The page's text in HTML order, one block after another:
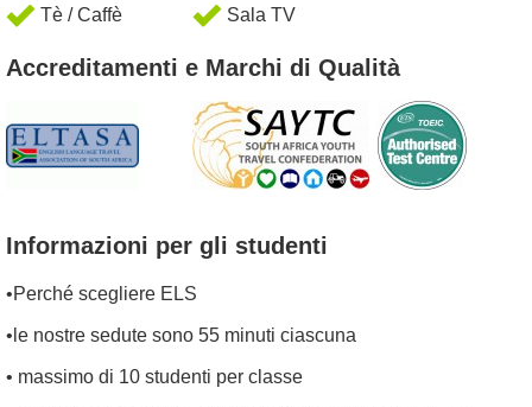
Tè / Caffè Sala TV
Accreditamenti e Marchi di Qualità
Informazioni per gli studenti
•Perché scegliere ELS
•le nostre sedute sono 55 minuti ciascuna
• massimo di 10 studenti per classe